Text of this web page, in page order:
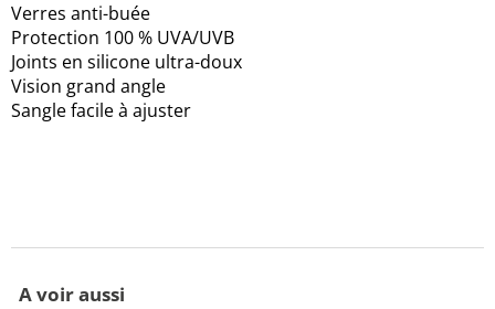
Verres anti-buée
Protection 100 % UVA/UVB
Joints en silicone ultra-doux
Vision grand angle
Sangle facile à ajuster
A voir aussi